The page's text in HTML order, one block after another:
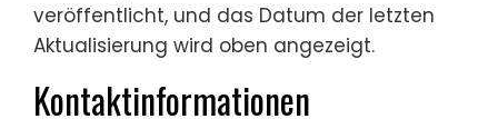
veröffentlicht, und das Datum der letzten
Aktualisierung wird oben angezeigt.
Kontaktinformationen